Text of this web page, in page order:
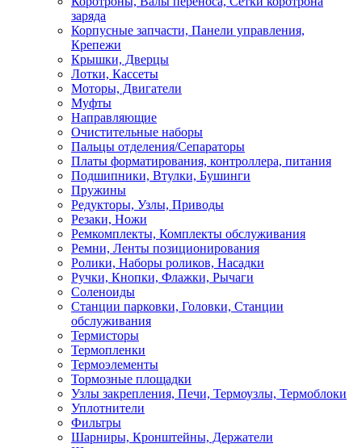
заряда
Корпусные запчасти, Панели управления,
Крепежи
Крышки, Дверцы
Лотки, Кассеты
Моторы, Двигатели
Муфты
Направляющие
Очистительные наборы
Пальцы отделения/Сепараторы
Платы форматирования, контроллера, питания
Подшипники, Втулки, Бушинги
Пружины
Редукторы, Узлы, Приводы
Резаки, Ножи
Ремкомплекты, Комплекты обслуживания
Ремни, Ленты позиционирования
Ролики, Наборы роликов, Насадки
Ручки, Кнопки, Флажки, Рычаги
Соленоиды
Станции парковки, Головки, Станции
обслуживания
Термисторы
Термопленки
Термоэлементы
Тормозные площадки
Узлы закрепления, Печи, Термоузлы, Термоблоки
Уплотнители
Фильтры
Шарниры, Кронштейны, Держатели